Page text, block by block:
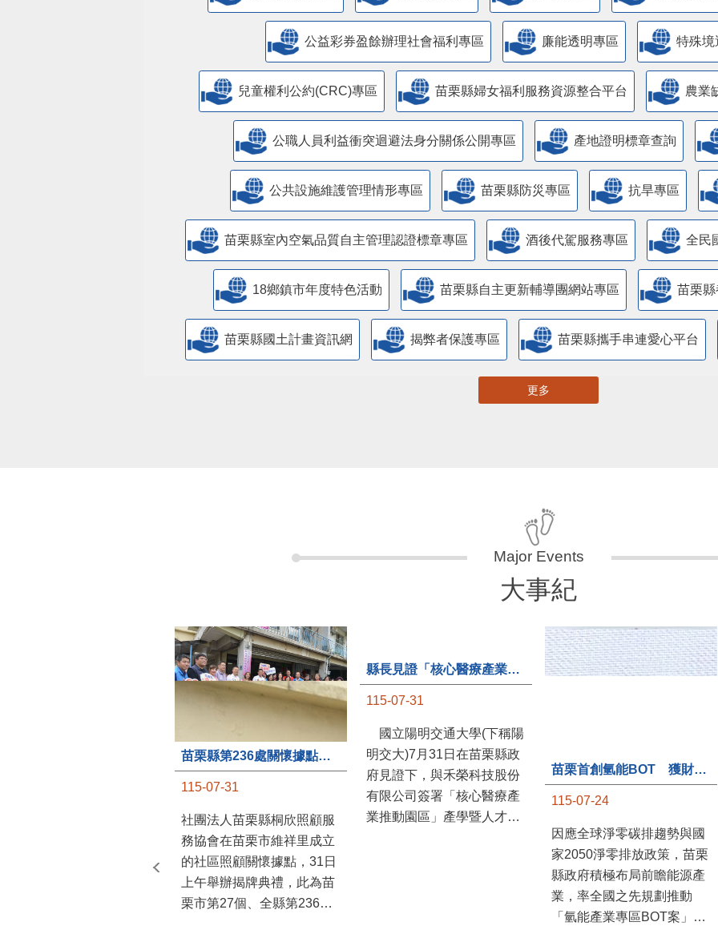
公益彩券盈餘辦理社會福利專區 廉能透明專區 特殊境
兒童權利公約(CRC)專區 苗栗縣婦女福利服務資源整合平台 農業
公職人員利益衝突迴避法身分關係公開專區 產地證明標章查詢
​公共設施維護管理情形專區 苗栗縣防災專區 抗旱專區
苗栗縣室內空氣品質自主管理認證標章專區 酒後代駕服務專區 全民
18鄉鎮市年度特色活動 苗栗縣自主更新輔導團網站專區 苗栗
苗栗縣國土計畫資訊網 揭弊者保護專區 苗栗縣攜手串連愛心平台
更多
大事紀
苗栗縣第236處關懷據點在苗栗市維祥里揭牌
115-07-31
社團法人苗栗縣桐欣照顧服
務協會在苗栗市維祥里成立
的社區照顧關懷據點，31日
上午舉辦揭牌典禮，此為苗
栗市第27個、全縣第236處
縣長見證「核心醫療產業推動園區」產學合作簽約儀式
115-07-31
國立陽明交通大學(下稱陽
明交大)7月31日在苗栗縣政
府見證下，與禾榮科技股份
有限公司簽署「核心醫療產
業推動園區」產學暨人才培
苗栗首創氫能BOT 獲財政部「突破之翼」肯定
115-07-24
因應全球淨零碳排趨勢與國
家2050淨零排放政策，苗栗
縣政府積極布局前瞻能源產
業，率全國之先規劃推動
「氫能產業專區BOT案」，